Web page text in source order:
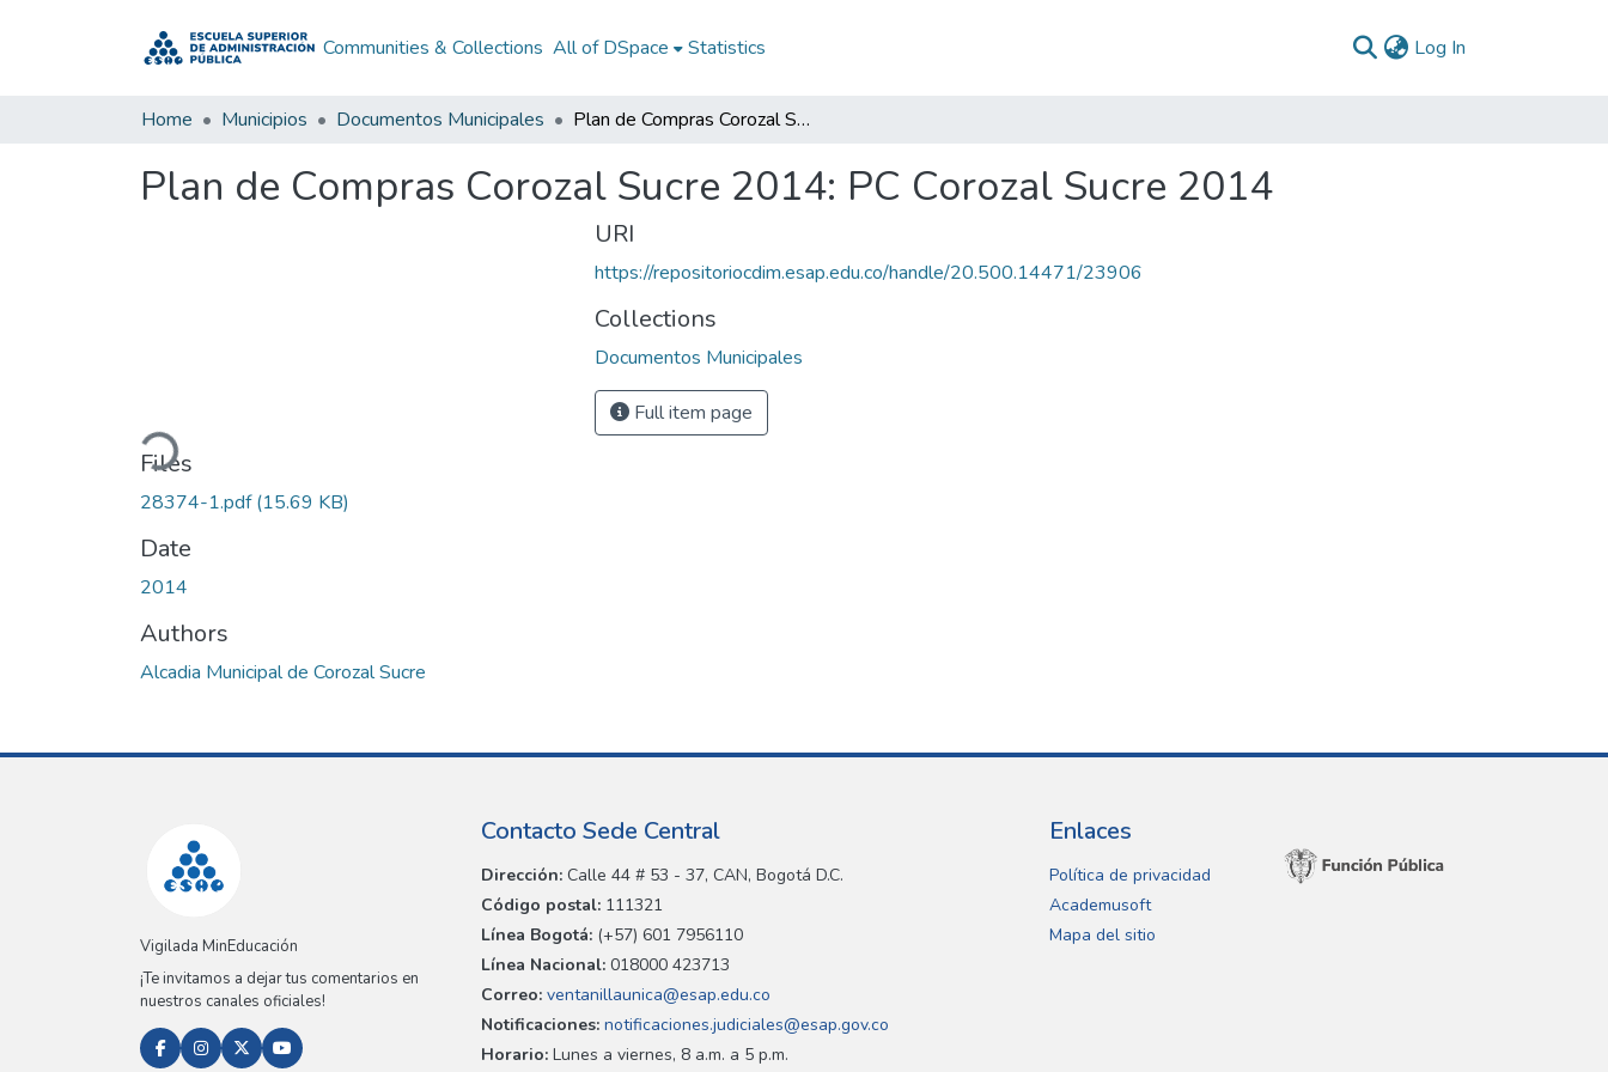
Communities & Collections All of DSpace Statistics Log In
Home Municipios Documentos Municipales Plan de Compras Corozal Sucre 2014: PC Corozal Sucre 2014
Plan de Compras Corozal Sucre 2014: PC Corozal Sucre 2014
Loading...
Files
28374-1.pdf(15.69 KB)
Date
2014
Authors
Alcadia Municipal de Corozal Sucre
URI
https://repositoriocdim.esap.edu.co/handle/20.500.14471/23906
Collections
Documentos Municipales
Full item page
Vigilada MinEducación
¡Te invitamos a dejar tus comentarios en
nuestros canales oficiales!
Contacto Sede Central
Dirección: Calle 44 # 53 - 37, CAN, Bogotá D.C.
Código postal: 111321
Línea Bogotá: (+57) 601 7956110
Línea Nacional: 018000 423713
Correo: ventanillaunica@esap.edu.co
Notificaciones: notificaciones.judiciales@esap.gov.co
Horario: Lunes a viernes, 8 a.m. a 5 p.m.
Enlaces
Política de privacidad
Academusoft
Mapa del sitio